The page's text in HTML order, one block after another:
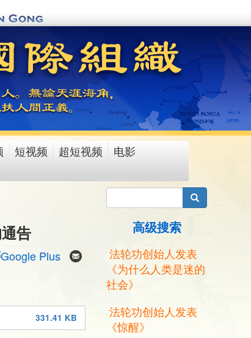
短视频 超短视频
电影
告
331.41 KB
搜索
高级搜索
法轮功创始人发表
《为什么人类是迷的
社会》
法轮功创始人发表
《惊醒》